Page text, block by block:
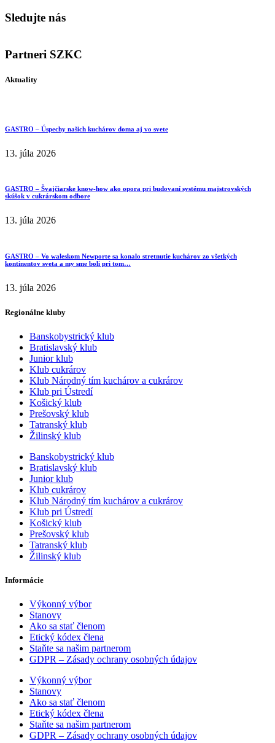
Sledujte nás
Partneri SZKC
Aktuality
GASTRO – Úspechy našich kuchárov doma aj vo svete
13. júla 2026
GASTRO – Švajčiarske know-how ako opora pri budovaní systému majstrovských
skúšok v cukrárskom odbore
13. júla 2026
GASTRO – Vo waleskom Newporte sa konalo stretnutie kuchárov zo všetkých
kontinentov sveta a my sme boli pri tom…
13. júla 2026
Regionálne kluby
Banskobystrický klub
Bratislavský klub
Junior klub
Klub cukrárov
Klub Národný tím kuchárov a cukrárov
Klub pri Ústredí
Košický klub
Prešovský klub
Tatranský klub
Žilinský klub
Banskobystrický klub
Bratislavský klub
Junior klub
Klub cukrárov
Klub Národný tím kuchárov a cukrárov
Klub pri Ústredí
Košický klub
Prešovský klub
Tatranský klub
Žilinský klub
Informácie
Výkonný výbor
Stanovy
Ako sa stať členom
Etický kódex člena
Staňte sa našim partnerom
GDPR – Zásady ochrany osobných údajov
Výkonný výbor
Stanovy
Ako sa stať členom
Etický kódex člena
Staňte sa našim partnerom
GDPR – Zásady ochrany osobných údajov